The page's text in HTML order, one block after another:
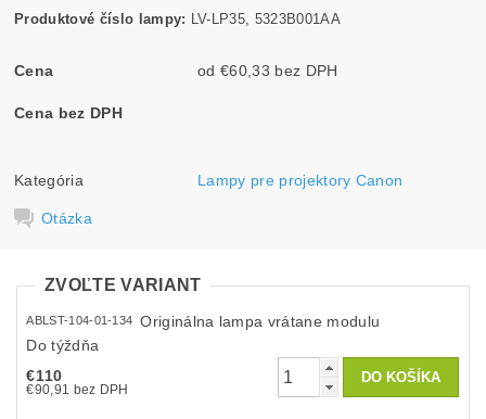
Produktové číslo lampy: LV-LP35, 5323B001AA
Cena od €60,33 bez DPH
Cena bez DPH
Kategória Lampy pre projektory Canon
Otázka
ZVOĽTE VARIANT
ABLST-104-01-134
Originálna lampa vrátane modulu
Do týždňa
€110
€90,91 bez DPH